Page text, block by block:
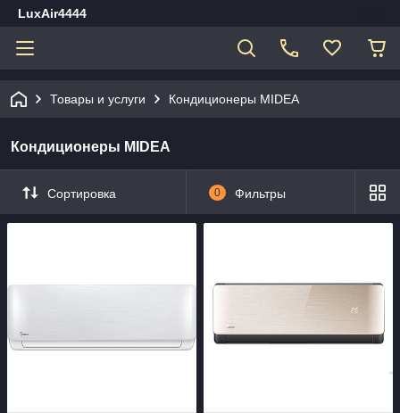
LuxAir4444
Товары и услуги Кондиционеры MIDEA
Кондиционеры MIDEA
Сортировка 0 Фильтры